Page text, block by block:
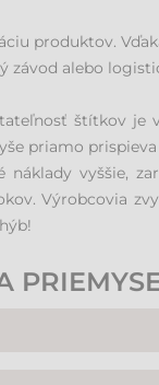
produktov.
závod alebo
štítkov je
priamo
vyššie,
Výrobcovia